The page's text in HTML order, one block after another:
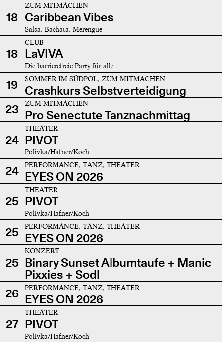
18
ZUM MITMACHEN
Caribbean Vibes
Salsa, Bachata, Merengue
18
CLUB
LaVIVA
Die barrierefreie Party für alle
19 SOMMER IM SÜDPOL, ZUM MITMACHEN
Crashkurs Selbstverteidigung
23
ZUM MITMACHEN
Pro Senectute Tanznachmittag
24
THEATER
PIVOT
Polivka/Hafner/Koch
24 PERFORMANCE, TANZ, THEATER
EYES ON 2026
25
THEATER
PIVOT
Polivka/Hafner/Koch
25 PERFORMANCE, TANZ, THEATER
EYES ON 2026
25
KONZERT
Binary Sunset Albumtaufe + Manic
Pixxies + Sodl
26
PERFORMANCE, TANZ, THEATER
EYES ON 2026
27
THEATER
PIVOT
Polivka/Hafner/Koch